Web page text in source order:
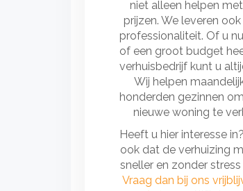
niet alleen helpen
prijzen. We leveren
professionaliteit. Of u
of een groot budget
verhuisbedrijf kunt u
Wij helpen
honderden gezinnen
nieuwe woning te
Heeft u hier interesse
ook dat de verhuizing
sneller en zonder
Vraag dan bij ons